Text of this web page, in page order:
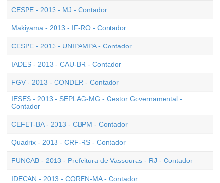
CESPE - 2013 - MJ - Contador
Makiyama - 2013 - IF-RO - Contador
CESPE - 2013 - UNIPAMPA - Contador
IADES - 2013 - CAU-BR - Contador
FGV - 2013 - CONDER - Contador
IESES - 2013 - SEPLAG-MG - Gestor Governamental -
Contador
CEFET-BA - 2013 - CBPM - Contador
Quadrix - 2013 - CRF-RS - Contador
FUNCAB - 2013 - Prefeitura de Vassouras - RJ - Contador
IDECAN - 2013 - COREN-MA - Contador